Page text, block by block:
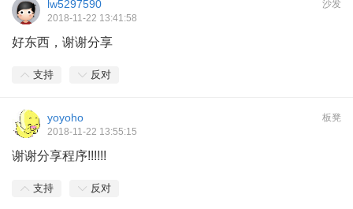
沙发
lw5297590
2018-11-22 13:41:58
好东西，谢谢分享
支持 反对
板凳
yoyoho
2018-11-22 13:55:15
谢谢分享程序!!!!!!
支持 反对